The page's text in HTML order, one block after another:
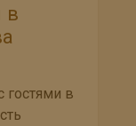
в
гостями в